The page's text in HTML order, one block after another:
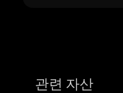
관련 자산